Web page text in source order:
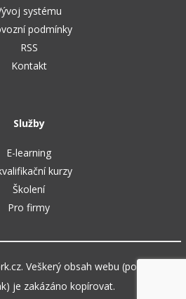
systému
podmínky
RSS
Kontakt
Služby
E-learning
kurzy
Školení
Pro firmy
Veškerý obsah webu (pokud není
je zakázáno kopírovat.